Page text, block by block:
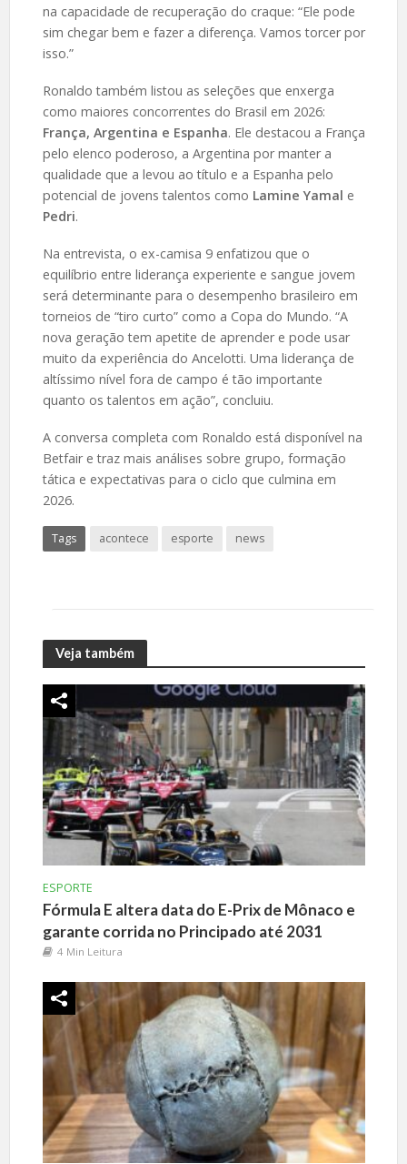
na capacidade de recuperação do craque: “Ele pode
sim chegar bem e fazer a diferença. Vamos torcer por
isso.”
Ronaldo também listou as seleções que enxerga
como maiores concorrentes do Brasil em 2026:
França, Argentina e Espanha. Ele destacou a França
pelo elenco poderoso, a Argentina por manter a
qualidade que a levou ao título e a Espanha pelo
potencial de jovens talentos como Lamine Yamal e
Pedri.
Na entrevista, o ex-camisa 9 enfatizou que o
equilíbrio entre liderança experiente e sangue jovem
será determinante para o desempenho brasileiro em
torneios de “tiro curto” como a Copa do Mundo. “A
nova geração tem apetite de aprender e pode usar
muito da experiência do Ancelotti. Uma liderança de
altíssimo nível fora de campo é tão importante
quanto os talentos em ação”, concluiu.
A conversa completa com Ronaldo está disponível na
Betfair e traz mais análises sobre grupo, formação
tática e expectativas para o ciclo que culmina em
2026.
Tags acontece esporte news
Veja também
ESPORTE
Fórmula E altera data do E-Prix de Mônaco e
garante corrida no Principado até 2031
4 Min Leitura